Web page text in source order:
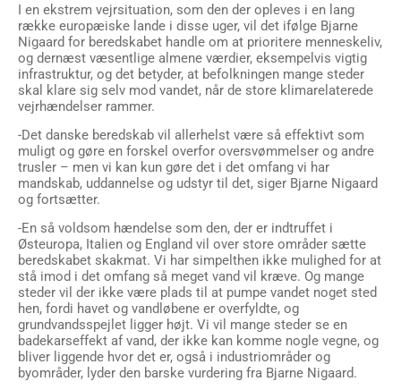
I en ekstrem vejrsituation, som den der opleves i en lang
række europæiske lande i disse uger, vil det ifølge Bjarne
Nigaard for beredskabet handle om at prioritere menneskeliv,
og dernæst væsentlige almene værdier, eksempelvis vigtig
infrastruktur, og det betyder, at befolkningen mange steder
skal klare sig selv mod vandet, når de store klimarelaterede
vejrhændelser rammer.
-Det danske beredskab vil allerhelst være så effektivt som
muligt og gøre en forskel overfor oversvømmelser og andre
trusler – men vi kan kun gøre det i det omfang vi har
mandskab, uddannelse og udstyr til det, siger Bjarne Nigaard
og fortsætter.
-En så voldsom hændelse som den, der er indtruffet i
Østeuropa, Italien og England vil over store områder sætte
beredskabet skakmat. Vi har simpelthen ikke mulighed for at
stå imod i det omfang så meget vand vil kræve. Og mange
steder vil der ikke være plads til at pumpe vandet noget sted
hen, fordi havet og vandløbene er overfyldte, og
grundvandsspejlet ligger højt. Vi vil mange steder se en
badekarseffekt af vand, der ikke kan komme nogle vegne, og
bliver liggende hvor det er, også i industriområder og
byområder, lyder den barske vurdering fra Bjarne Nigaard.